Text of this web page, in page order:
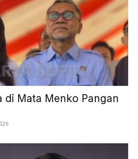
di Mata Menko Pangan